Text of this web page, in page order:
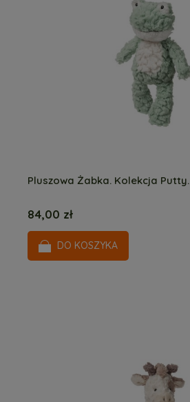
Pluszowa Żabka. Kolekcja Putty.
84,00 zł
DO KOSZYKA